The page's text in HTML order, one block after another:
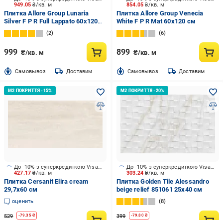
949.05₴/кв. м
Плитка Allore Group Lunaria
Silver F P R Full Lappato 60x120
см
2
999 ₴/кв. м
Cамовывоз Доставим
854.05₴/кв. м
Плитка Allore Group Venecia
White F P R Mat 60x120 см
6
899 ₴/кв. м
Cамовывоз Доставим
427.17₴/кв. м
До -10% з суперкредиткою Visa Вигода
Плитка Cersanit Elira cream
29,7x60 см
оценить
529 -79.35₴
303.24₴/кв. м
До -10% з суперкредиткою Visa Вигода
Плитка Golden Tile Alessandro
beige relief 851061 25x40 см
8
399 -79.80₴